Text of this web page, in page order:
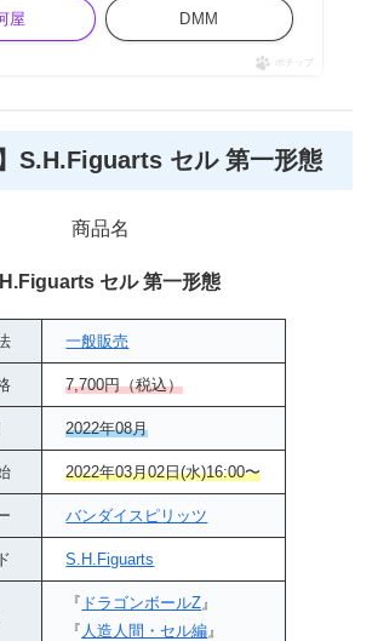
屋 DMM
ポチップ
】S.H.Figuarts セル 第一形態
商品名
セル 第一形態
一般販売
7,700円（税込）
2022年08月
2022年03月02日(水)16:00〜
バンダイスピリッツ
S.H.Figuarts
『 ドラゴンボールZ 』
『 人造人間・セル編 』